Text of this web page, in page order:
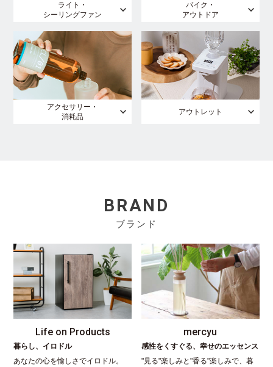
ライト・
シーリングファン
バイク・
アウトドア
アクセサリー・
消耗品
アウトレット
BRAND
ブランド
Life on Products
暮らし、イロドル
あなたの心を愉しさでイロドル。
mercyu
感性をくすぐる、幸せのエッセンス
"見る"楽しみと"香る"楽しみで、暮